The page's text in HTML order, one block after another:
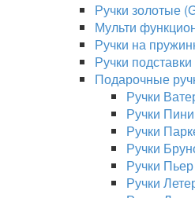
Ручки золотые
Мульти
Ручки на
Ручки
Подарочные
Ручки
Ручки
Ручки
Ручки
Ручки
Ручки